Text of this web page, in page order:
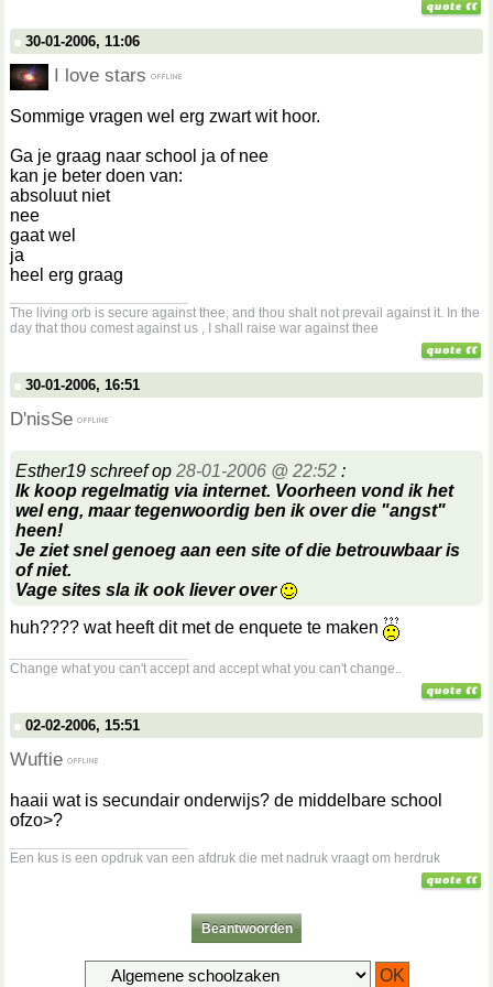
30-01-2006, 11:06
I love stars
Sommige vragen wel erg zwart wit hoor.
Ga je graag naar school ja of nee
kan je beter doen van:
absoluut niet
nee
gaat wel
ja
heel erg graag
The living orb is secure against thee, and thou shalt not prevail against it. In the
day that thou comest against us , I shall raise war against thee
30-01-2006, 16:51
D'nisSe
Esther19 schreef op 28-01-2006 @ 22:52 :
Ik koop regelmatig via internet. Voorheen vond ik het
wel eng, maar tegenwoordig ben ik over die "angst"
heen!
Je ziet snel genoeg aan een site of die betrouwbaar is
of niet.
Vage sites sla ik ook liever over
huh???? wat heeft dit met de enquete te maken
Change what you can't accept and accept what you can't change..
02-02-2006, 15:51
Wuftie
haaii wat is secundair onderwijs? de middelbare school
ofzo>?
Een kus is een opdruk van een afdruk die met nadruk vraagt om herdruk
Beantwoorden